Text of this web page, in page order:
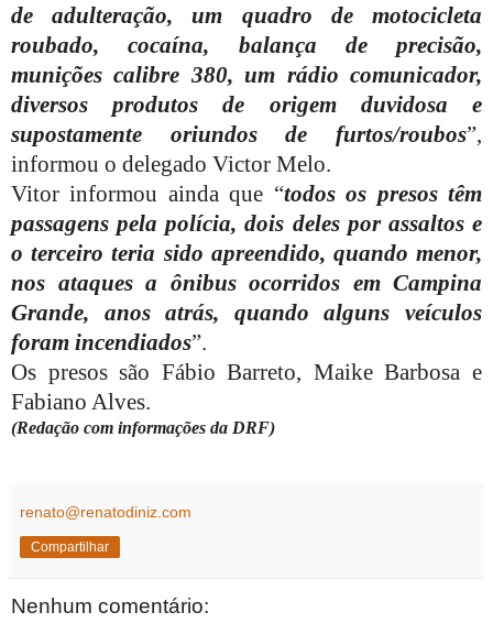
de adulteração, um quadro de motocicleta
roubado, cocaína, balança de precisão,
munições calibre 380, um rádio comunicador,
diversos produtos de origem duvidosa e
supostamente oriundos de furtos/roubos”,
informou o delegado Victor Melo.
Vitor informou ainda que “todos os presos têm
passagens pela polícia, dois deles por assaltos e
o terceiro teria sido apreendido, quando menor,
nos ataques a ônibus ocorridos em Campina
Grande, anos atrás, quando alguns veículos
foram incendiados”.
Os presos são Fábio Barreto, Maike Barbosa e
Fabiano Alves.
(Redação com informações da DRF)
renato@renatodiniz.com
Compartilhar
Nenhum comentário: